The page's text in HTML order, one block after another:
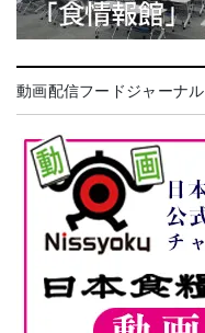
動画配信フードジャーナル